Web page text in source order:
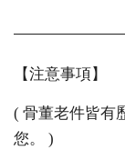
【注意事項】
( 骨董老件皆有
您。 )